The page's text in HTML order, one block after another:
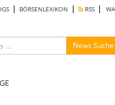
BÖRSENLEXIKON RSS
News Suche